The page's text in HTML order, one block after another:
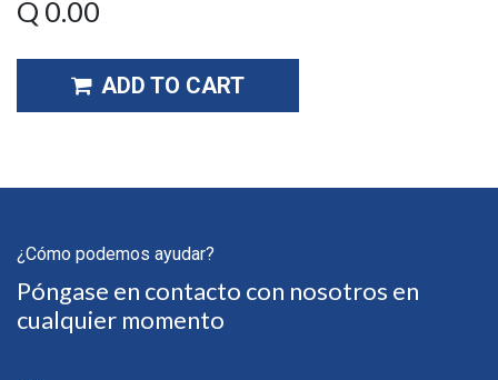
Q 0.00
ADD TO CART
¿Cómo podemos ayudar?
Póngase en contacto con nosotros en
cualquier momento